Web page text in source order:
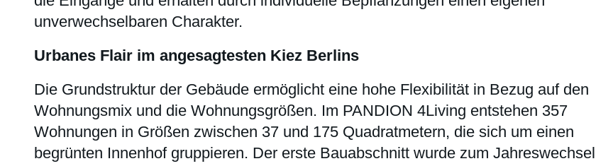
unverwechselbaren Charakter.
Urbanes Flair im angesagtesten Kiez Berlins
Die Grundstruktur der Gebäude ermöglicht eine hohe Flexibilität in Bezug auf den
Wohnungsmix und die Wohnungsgrößen. Im PANDION 4Living entstehen 357
Wohnungen in Größen zwischen 37 und 175 Quadratmetern, die sich um einen
begrünten Innenhof gruppieren. Der erste Bauabschnitt wurde zum Jahreswechsel